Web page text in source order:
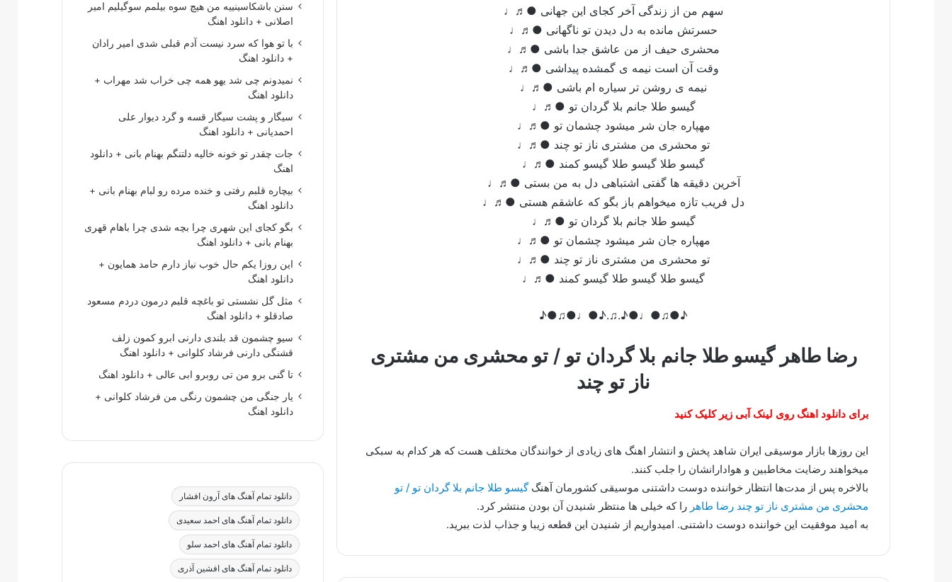
سهم من از زندگی آخر کجای این جهانی ●♬♩
حسرتش مانده به دل دیدن تو ناگهانی ●♬♩
محشری حیف از من عاشق جدا باشی ●♬♩
وقت آن است نیمه ی گمشده پیداشی ●♬♩
نیمه ی روشن تر سیاره ام باشی ●♬♩
گیسو طلا جانم بلا گردان تو ●♬♩
مهپاره جان شر میشود چشمان تو ●♬♩
تو محشری من مشتری ناز تو چند ●♬♩
گیسو طلا گیسو طلا گیسو کمند ●♬♩
آخرین دقیقه ها گفتی اشتباهی دل به من بستی ●♬♩
دل فریب تازه میخواهم باز بگو که عاشقم هستی ●♬♩
گیسو طلا جانم بلا گردان تو ●♬♩
مهپاره جان شر میشود چشمان تو ●♬♩
تو محشری من مشتری ناز تو چند ●♬♩
گیسو طلا گیسو طلا گیسو کمند ●♬♩
♪●♫●♩●♪.♫.♪●♩●♫●♪
رضا طاهر گیسو طلا جانم بلا گردان تو / تو محشری من مشتری
ناز تو چند
برای دانلود اهنگ روی لینک آبی زیر کلیک کنید
این روزها بازار موسیقی ایران شاهد پخش و انتشار اهنگ های زیادی از خوانندگان مختلف هست که هر کدام به سبکی
میخواهند رضایت مخاطبین و هوادارانشان را جلب کنند.
بالاخره پس از مدت‌ها انتظار خواننده دوست داشتنی موسیقی کشورمان آهنگگیسو طلا جانم بلا گردان تو / تو
محشری من مشتری ناز تو چند رضا طاهر را که خیلی ها منتظر شنیدن آن بودن منتشر کرد.
به امید موفقیت این خواننده دوست داشتنی. امیدواریم از شنیدن این قطعه زیبا و جذاب لذت ببرید.
سنن باشکاسینییه من هیچ سوه بیلمم سوگیلیم امیر
اصلانی + دانلود اهنگ
با تو هوا که سرد نیست آدم قبلی شدی امیر رادان
+ دانلود اهنگ
نمیدونم چی شد یهو همه چی خراب شد مهراب +
دانلود اهنگ
سیگار و پشت سیگار قسه و گرد دیوار علی
احمدیانی + دانلود اهنگ
جات چقدر تو خونه خالیه دلتنگم بهنام بانی + دانلود
اهنگ
بیچاره قلبم رفتی و خنده مرده رو لبام بهنام بانی +
دانلود اهنگ
بگو کجای این شهری چرا بچه شدی چرا باهام قهری
بهنام بانی + دانلود اهنگ
این روزا یکم حال خوب نیاز دارم حامد همایون +
دانلود اهنگ
مثل گل نشستی تو باغچه قلبم درمون دردم مسعود
صادقلو + دانلود اهنگ
سیو چشمون قد بلندی دارنی ابرو کمون زلف
قشنگی دارنی فرشاد کلوانی + دانلود اهنگ
تا گنی برو من تی روبرو ابی عالی + دانلود اهنگ
یار جنگی من چشمون رنگی من فرشاد کلوانی +
دانلود اهنگ
دانلود تمام آهنگ های آرون افشار
دانلود تمام آهنگ های احمد سعیدی
دانلود تمام آهنگ های احمد سلو
دانلود تمام آهنگ های افشین آذری